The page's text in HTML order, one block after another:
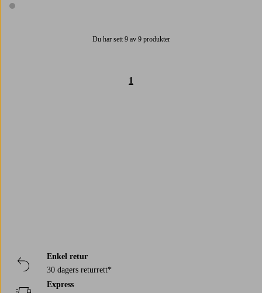
1 farge
Du har sett 9 av 9 produkter
1
Enkel retur
30 dagers returrett*
Express